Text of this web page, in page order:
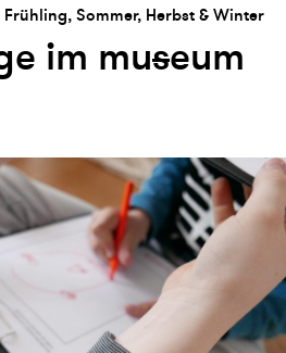
Frühling, Sommer, Herbst & Winter
im museum